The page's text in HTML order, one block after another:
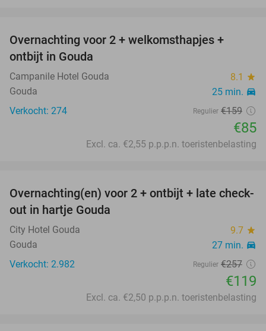
Overnachting voor 2 + welkomsthapjes +
ontbijt in Gouda
Campanile Hotel Gouda 8.1 star
Gouda 25 min. directions_car
Verkocht: 274 Regulier €159
€85
Excl. ca. €2,55 p.p.p.n. toeristenbelasting
54%
Overnachting(en) voor 2 + ontbijt + late check-
out in hartje Gouda
City Hotel Gouda 9.7 star
Gouda 27 min. directions_car
Verkocht: 2.982 Regulier €257
€119
Excl. ca. €2,50 p.p.p.n. toeristenbelasting